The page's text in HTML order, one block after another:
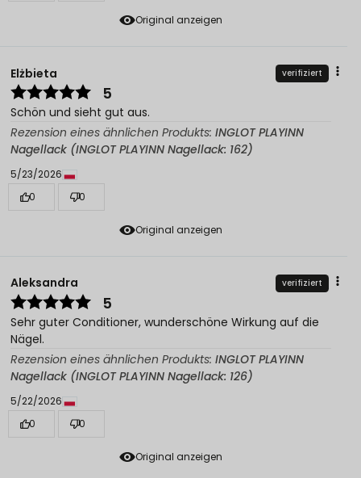
Original anzeigen
Original anzeigen
Elżbieta verifiziert
5
Schön und sieht gut aus.
Rezension eines ähnlichen Produkts: INGLOT PLAYINN
Nagellack (INGLOT PLAYINN Nagellack: 162)
5/23/2026
0
0
Original anzeigen
Aleksandra verifiziert
5
Sehr guter Conditioner, wunderschöne Wirkung auf die
Nägel.
Rezension eines ähnlichen Produkts: INGLOT PLAYINN
Nagellack (INGLOT PLAYINN Nagellack: 126)
5/22/2026
0
0